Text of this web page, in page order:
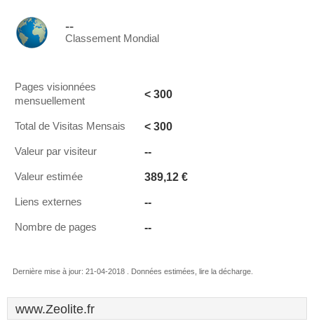
--
Classement Mondial
Pages visionnées
mensuellement
< 300
Total de Visitas Mensais < 300
Valeur par visiteur --
Valeur estimée 389,12 €
Liens externes --
Nombre de pages --
Dernière mise à jour: 21-04-2018 . Données estimées, lire la décharge.
www.Zeolite.fr